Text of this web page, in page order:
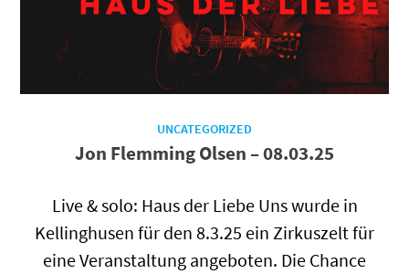
UNCATEGORIZED
Jon Flemming Olsen – 08.03.25
Live & solo: Haus der Liebe Uns wurde in
Kellinghusen für den 8.3.25 ein Zirkuszelt für
eine Veranstaltung angeboten. Die Chance